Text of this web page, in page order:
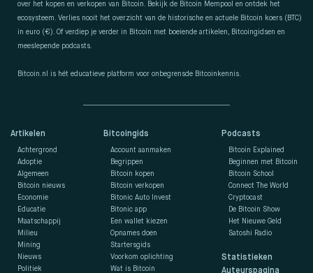
Artikelen
Achtergrond
Adoptie
Algemeen
Bitcoin nieuws
Economie
Educatie
Maatschappij
Milieu
Mining
Nieuws
Politiek
Bitcoingids
Account aanmaken
Begrippen
Bitcoin kopen
Bitcoin verkopen
Bitonic Auto Invest
Bitonic app
Een wallet kiezen
Opnames doen
Startersgids
Voorkom oplichting
Wat is Bitcoin
Podcasts
Bitcoin Explained
Beginnen met Bitcoin
Bitcoin School
Connect The World
Cryptocast
De Bitcoin Show
Het Nieuwe Geld
Satoshi Radio
Statistieken
Auteurspagina
over het kopen en verkopen van Bitcoin. Bekijk de Bitcoin Mempool en ontdek het
ecosysteem. Verlies nooit het overzicht van de historische en actuele Bitcoin koers (BTC)
in euro (€). Of verdiep je verder in Bitcoin met boeiende artikelen, Bitcoingidsen en
meeslepende podcasts.
Bitcoin.nl is hét educatieve platform voor onbegrensde Bitcoinkennis.